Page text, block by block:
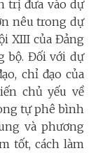
trị đưa vào dự
nêu trong dự
XIII của Đảng
bộ. Đối với dự
chỉ đạo của
chủ yếu về
tự phê bình
và phương
tốt, cách làm